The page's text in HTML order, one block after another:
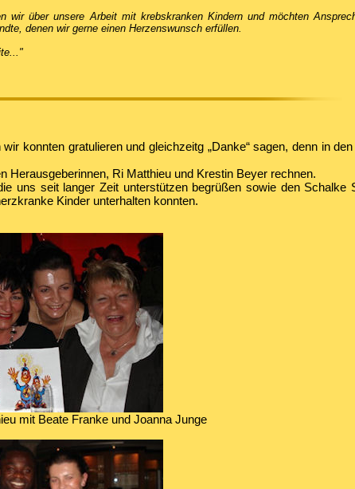
wir über unsere Arbeit mit krebskranken Kindern und möchten
denen wir gerne einen Herzenswunsch erfüllen.
konnten gratulieren und gleichzeitg „Danke“ sagen, denn in
Herausgeberinnen, Ri Matthieu und Krestin Beyer rechnen.
uns seit langer Zeit unterstützen begrüßen sowie den Schalke
Kinder unterhalten konnten.
mit Beate Franke und Joanna Junge